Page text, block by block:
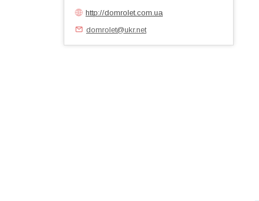
http://domrolet.com.ua
domrolet@ukr.net